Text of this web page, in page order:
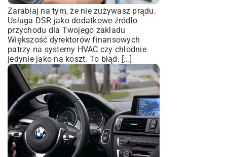
Zarabiaj na tym, że nie zużywasz prądu.
Usługa DSR jako dodatkowe źródło
przychodu dla Twojego zakładu
Większość dyrektorów finansowych
patrzy na systemy HVAC czy chłodnie
jedynie jako na koszt. To błąd. […]